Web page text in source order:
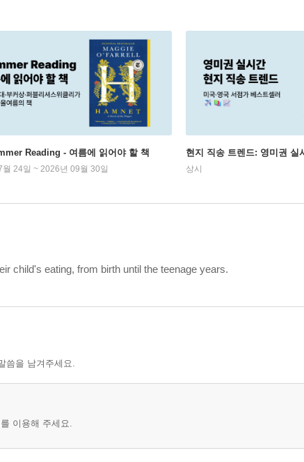
Reading - 여름에 읽어야 할 책
24일 ~ 2026년 09월 30일
현지 직송 트렌드: 영미권 실
상시
child's eating, from birth until the teenage years.
씀을 남겨주세요.
이용해 주세요.